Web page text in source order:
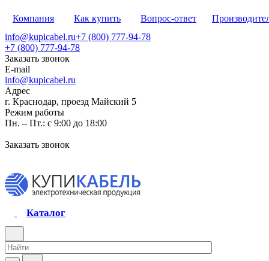
Компания Как купить Вопрос-ответ
info@kupicabel.ru+7 (800) 777-94-78
+7 (800) 777-94-78
Заказать звонок
E-mail
info@kupicabel.ru
Адрес
г. Краснодар, проезд Майский 5
Режим работы
Пн. – Пт.: с 9:00 до 18:00
Заказать звонок
Каталог